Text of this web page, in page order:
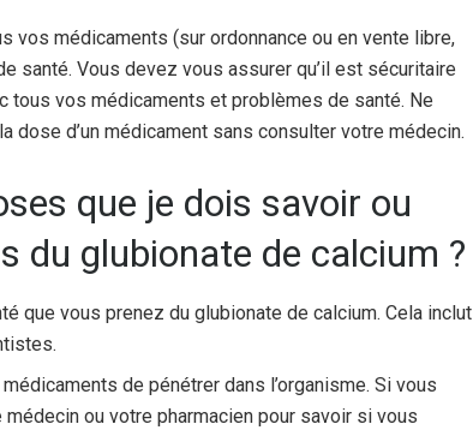
vos médicaments (sur ordonnance ou en vente libre,
santé. Vous devez vous assurer qu’il est sécuritaire
tous vos médicaments et problèmes de santé. Ne
dose d’un médicament sans consulter votre médecin.
que je dois savoir ou
du glubionate de calcium ?
que vous prenez du glubionate de calcium. Cela inclut
de pénétrer dans l’organisme. Si vous
ou votre pharmacien pour savoir si vous